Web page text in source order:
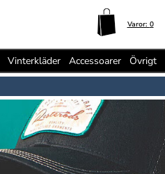
Varor: 0
Vinterkläder Accessoarer Övrigt